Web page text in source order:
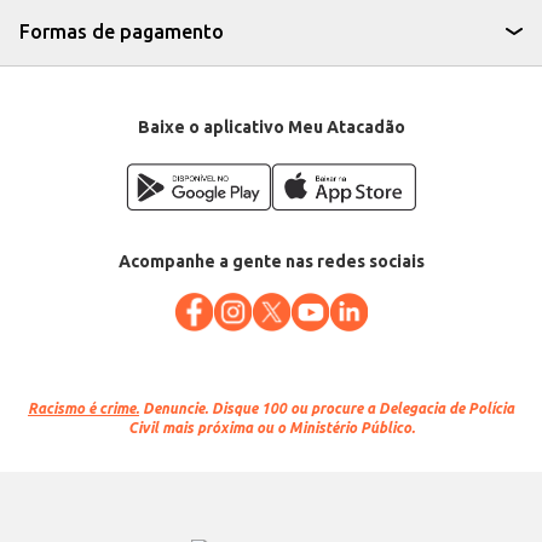
Formas de pagamento
Baixe o aplicativo Meu Atacadão
Acompanhe a gente nas redes sociais
Racismo é crime. Denuncie. Disque 100 ou procure a Delegacia de Polícia
Civil mais próxima ou o Ministério Público.